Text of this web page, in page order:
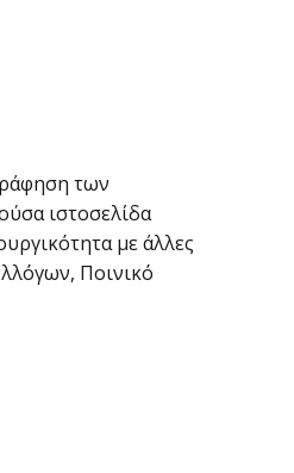
των
ιστοσελίδα
με άλλες
Ποινικό